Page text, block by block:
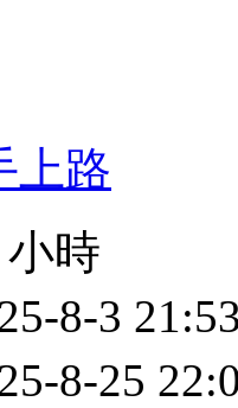
上路
小時
8-3
8-25